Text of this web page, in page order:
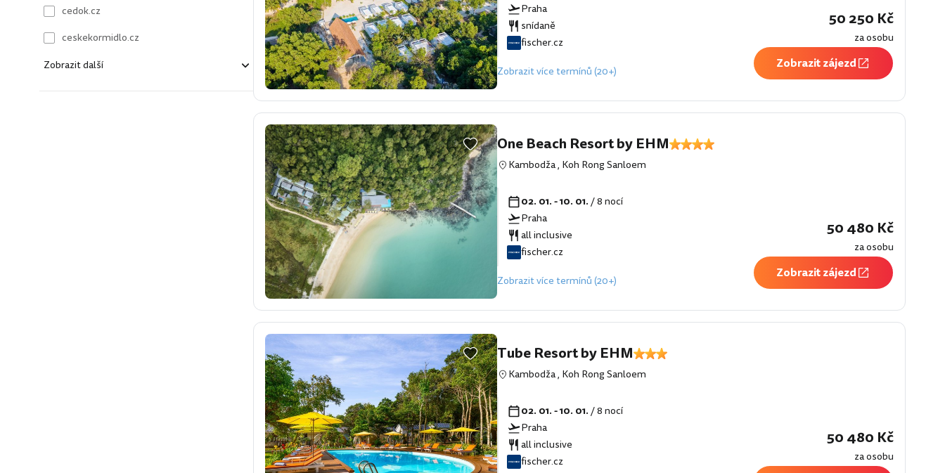
cedok.cz
ceskekormidlo.cz
Zobrazit další
Praha
snídaně
fischer.cz
Zobrazit více termínů (20+)
50 250 Kč
za osobu
Zobrazit zájezd
One Beach Resort by EHM
Kambodža, Koh Rong Sanloem
02. 01. - 10. 01./ 8 nocí
Praha
all inclusive
fischer.cz
Zobrazit více termínů (20+)
50 480 Kč
za osobu
Zobrazit zájezd
Tube Resort by EHM
Kambodža, Koh Rong Sanloem
02. 01. - 10. 01./ 8 nocí
Praha
all inclusive
fischer.cz
50 480 Kč
za osobu